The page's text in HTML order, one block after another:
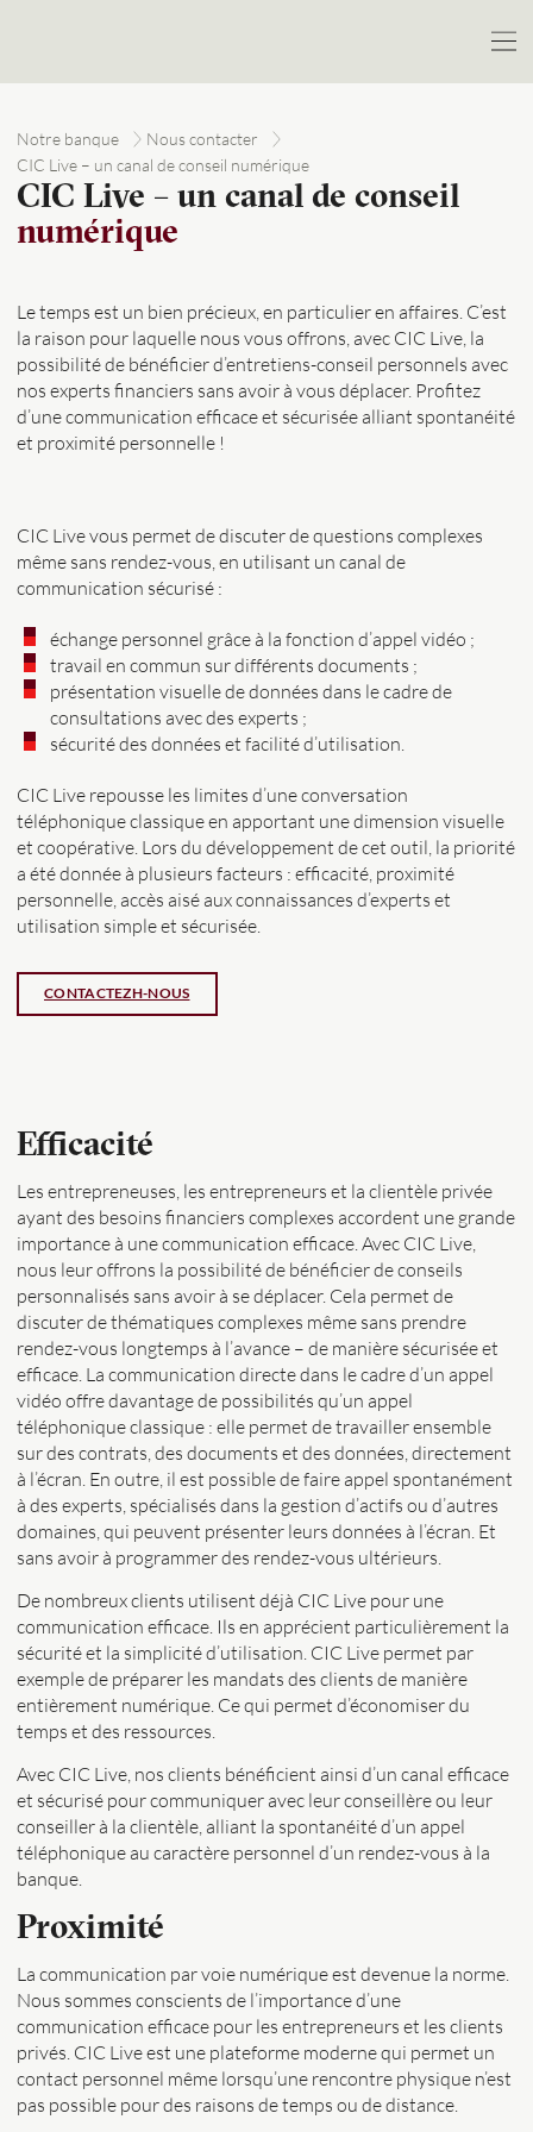
Notre banque
Nous contacter
CIC Live – un canal de conseil numérique
CIC Live – un canal de conseil
numérique
Le temps est un bien précieux, en particulier en affaires. C’est
la raison pour laquelle nous vous offrons, avec CIC Live, la
possibilité de bénéficier d’entretiens-conseil personnels avec
nos experts financiers sans avoir à vous déplacer. Profitez
d’une communication efficace et sécurisée alliant spontanéité
et proximité personnelle !
CIC Live vous permet de discuter de questions complexes
même sans rendez-vous, en utilisant un canal de
communication sécurisé :
échange personnel grâce à la fonction d’appel vidéo ;
travail en commun sur différents documents ;
présentation visuelle de données dans le cadre de
consultations avec des experts ;
sécurité des données et facilité d’utilisation.
CIC Live repousse les limites d’une conversation
téléphonique classique en apportant une dimension visuelle
et coopérative. Lors du développement de cet outil, la priorité
a été donnée à plusieurs facteurs : efficacité, proximité
personnelle, accès aisé aux connaissances d’experts et
utilisation simple et sécurisée.
Efficacité
Les entrepreneuses, les entrepreneurs et la clientèle privée
ayant des besoins financiers complexes accordent une grande
importance à une communication efficace. Avec CIC Live,
nous leur offrons la possibilité de bénéficier de conseils
personnalisés sans avoir à se déplacer. Cela permet de
discuter de thématiques complexes même sans prendre
rendez-vous longtemps à l’avance – de manière sécurisée et
efficace. La communication directe dans le cadre d’un appel
vidéo offre davantage de possibilités qu’un appel
téléphonique classique : elle permet de travailler ensemble
sur des contrats, des documents et des données, directement
à l’écran. En outre, il est possible de faire appel spontanément
à des experts, spécialisés dans la gestion d’actifs ou d’autres
domaines, qui peuvent présenter leurs données à l’écran. Et
sans avoir à programmer des rendez-vous ultérieurs.
De nombreux clients utilisent déjà CIC Live pour une
communication efficace. Ils en apprécient particulièrement la
sécurité et la simplicité d’utilisation. CIC Live permet par
exemple de préparer les mandats des clients de manière
entièrement numérique. Ce qui permet d’économiser du
temps et des ressources.
Avec CIC Live, nos clients bénéficient ainsi d’un canal efficace
et sécurisé pour communiquer avec leur conseillère ou leur
conseiller à la clientèle, alliant la spontanéité d’un appel
téléphonique au caractère personnel d’un rendez-vous à la
banque.
Proximité
La communication par voie numérique est devenue la norme.
Nous sommes conscients de l’importance d’une
communication efficace pour les entrepreneurs et les clients
privés. CIC Live est une plateforme moderne qui permet un
contact personnel même lorsqu’une rencontre physique n’est
pas possible pour des raisons de temps ou de distance.